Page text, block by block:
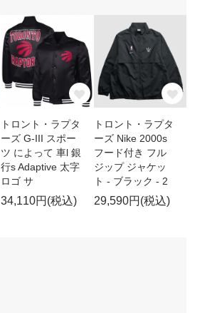
トロント・ラプタ
ーズ G-III スポー
ツ によって 車l 銀
行s Adaptive 太字
ロゴ サ
34,110円(税込)
トロント・ラプタ
ーズ Nike 2000s
フード付き フル
ジップ ジャケッ
ト - ブラック - 2
29,590円(税込)